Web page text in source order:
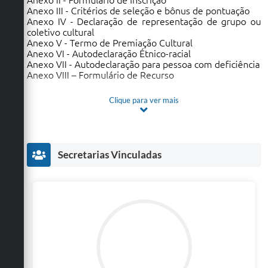
Anexo III - Critérios de seleção e bônus de pontuação
Anexo IV - Declaração de representação de grupo ou
coletivo cultural
Anexo V - Termo de Premiação Cultural
Anexo VI - Autodeclaração Étnico-racial
Anexo VII - Autodeclaração para pessoa com deficiência
Anexo VIII – Formulário de Recurso
Clique para ver mais
Secretarias Vinculadas